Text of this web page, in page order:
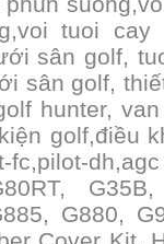
tuoi cay
sân golf,
sân golf,
hunter,
golf,điều
fc,pilot-
G880,